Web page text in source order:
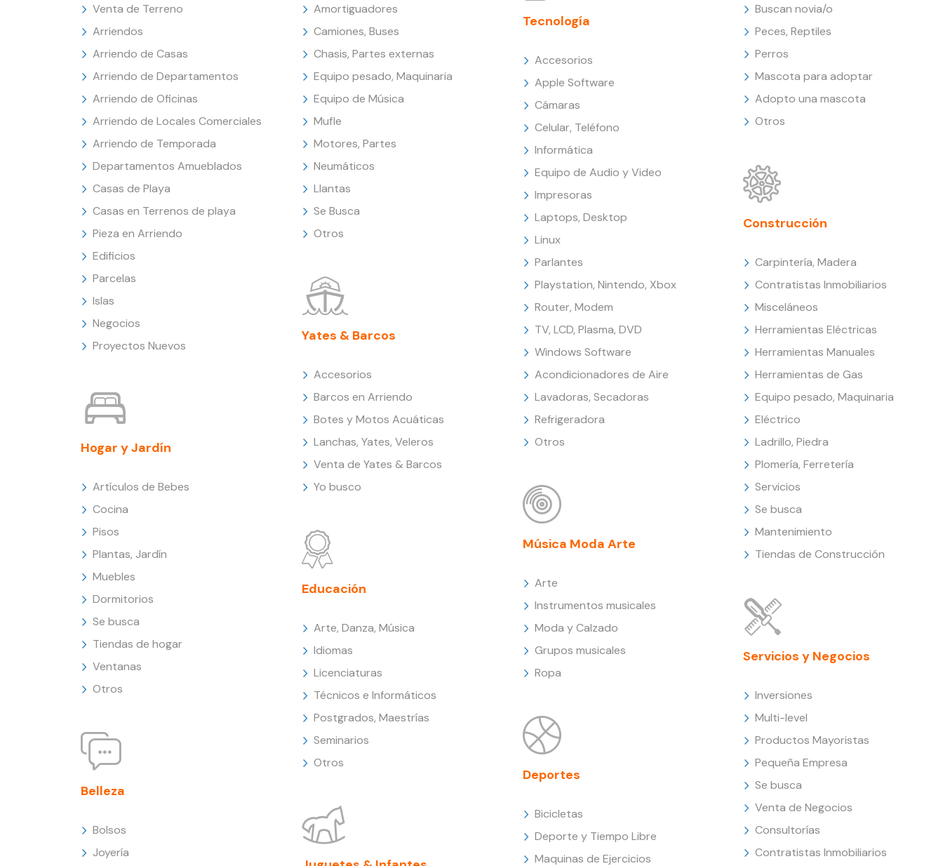
Venta de Terreno
Arriendos
Arriendo de Casas
Arriendo de Departamentos
Arriendo de Oficinas
Arriendo de Locales Comerciales
Arriendo de Temporada
Departamentos Amueblados
Casas de Playa
Casas en Terrenos de playa
Pieza en Arriendo
Edificios
Parcelas
Islas
Negocios
Proyectos Nuevos
Hogar y Jardín
Artículos de Bebes
Cocina
Pisos
Plantas, Jardín
Muebles
Dormitorios
Se busca
Tiendas de hogar
Ventanas
Otros
Belleza
Bolsos
Joyería
Amortiguadores
Camiones, Buses
Chasis, Partes externas
Equipo pesado, Maquinaria
Equipo de Música
Mufle
Motores, Partes
Neumáticos
Llantas
Se Busca
Otros
Yates & Barcos
Accesorios
Barcos en Arriendo
Botes y Motos Acuáticas
Lanchas, Yates, Veleros
Venta de Yates & Barcos
Yo busco
Educación
Arte, Danza, Música
Idiomas
Licenciaturas
Técnicos e Informáticos
Postgrados, Maestrías
Seminarios
Otros
Tecnología
Accesorios
Apple Software
Cámaras
Celular, Teléfono
Informática
Equipo de Audio y Video
Impresoras
Laptops, Desktop
Linux
Parlantes
Playstation, Nintendo, Xbox
Router, Modem
TV, LCD, Plasma, DVD
Windows Software
Acondicionadores de Aire
Lavadoras, Secadoras
Refrigeradora
Otros
Música Moda Arte
Arte
Instrumentos musicales
Moda y Calzado
Grupos musicales
Ropa
Deportes
Bicicletas
Deporte y Tiempo Libre
Maquinas de Ejercicios
Buscan novia/o
Peces, Reptiles
Perros
Mascota para adoptar
Adopto una mascota
Otros
Construcción
Carpintería, Madera
Contratistas Inmobiliarios
Misceláneos
Herramientas Eléctricas
Herramientas Manuales
Herramientas de Gas
Equipo pesado, Maquinaria
Eléctrico
Ladrillo, Piedra
Plomería, Ferretería
Servicios
Se busca
Mantenimiento
Tiendas de Construcción
Servicios y Negocios
Inversiones
Multi-level
Productos Mayoristas
Pequeña Empresa
Se busca
Venta de Negocios
Consultorías
Contratistas Inmobiliarios